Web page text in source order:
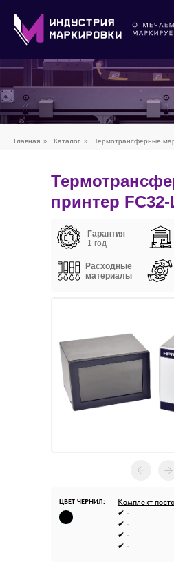
Главная » Каталог » Термотрансферные
Расходные
материалы
Гарантия
1 год
Комплект
✔ -
✔ -
✔ -
✔ -
ЦВЕТ ЧЕРНИЛ:
принтер FC32-